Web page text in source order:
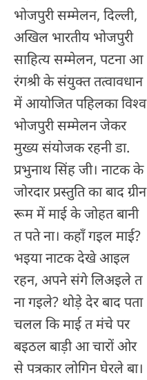
भोजपुरी सम्मेलन, दिल्ली,
अखिल भारतीय भोजपुरी
साहित्य सम्मेलन, पटना आ
रंगश्री के संयुक्त तत्वावधान
में आयोजित पहिलका विश्व
भोजपुरी सम्मेलन जेकर
मुख्य संयोजक रहनी डा.
प्रभुनाथ सिंह जी। नाटक के
जोरदार प्रस्तुति का बाद ग्रीन
रूम में माई के जोहत बानी
त पते ना। कहाँ गइल माई?
भइया नाटक देखे आइल
रहन, अपने संगे लिअइले त
ना गइले? थोड़े देर बाद पता
चलल कि माई त मंचे पर
बइठल बाड़ी आ चारों ओर
से पत्रकार लोगिन घेरले बा।